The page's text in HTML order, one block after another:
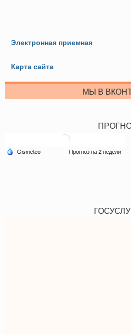
Электронная приемная
Карта сайта
МЫ В